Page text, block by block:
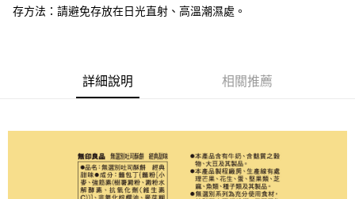
每筆NT$65，滿NT$1,000(含以上)免運費
每筆NT$65，滿NT$1,000(含以上)免運費
存方法：請避免存放在日光直射、高溫潮濕處。
詳細說明 相關推薦